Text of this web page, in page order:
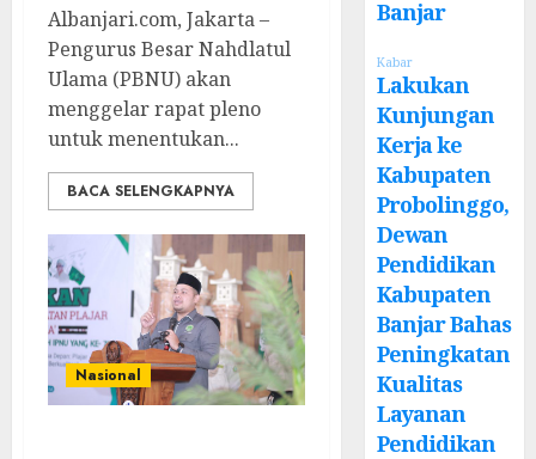
Albanjari.com, Jakarta –
Pengurus Besar Nahdlatul
Ulama (PBNU) akan
menggelar rapat pleno
untuk menentukan...
BACA SELENGKAPNYA
Nasional
Banjar
Kabar
Lakukan
Kunjungan
Kerja ke
Kabupaten
Probolinggo,
Dewan
Pendidikan
Kabupaten
Banjar Bahas
Peningkatan
Kualitas
Layanan
Pendidikan